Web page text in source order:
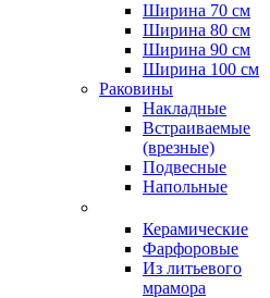
Ширина 70 см
Ширина 80 см
Ширина 90 см
Ширина 100 см
Раковины
Накладные
Встраиваемые
(врезные)
Подвесные
Напольные
Керамические
Фарфоровые
Из литьевого
мрамора